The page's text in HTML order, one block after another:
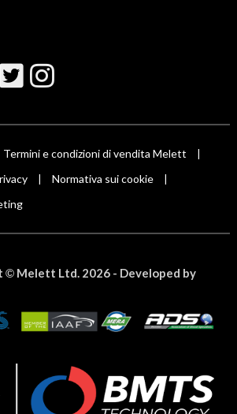
Termini e condizioni di vendita Melett
Normativa sui cookie
©Melett Ltd. 2026 - Developed by